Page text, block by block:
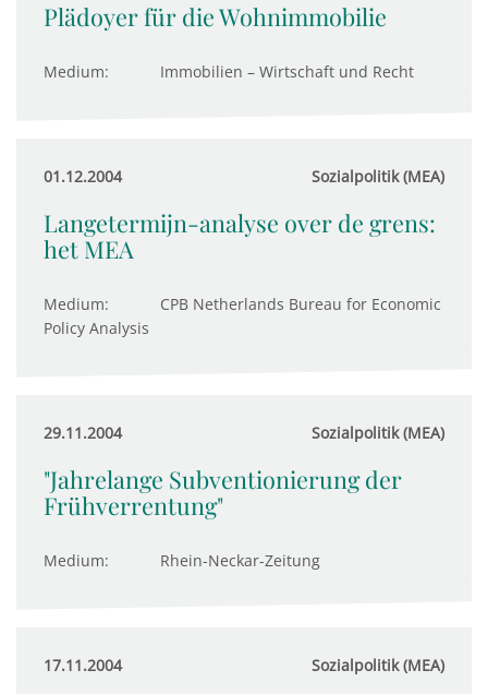
Plädoyer für die Wohnimmobilie
Medium: Immobilien – Wirtschaft und Recht
01.12.2004 Sozialpolitik (MEA)
Langetermijn-analyse over de grens:
het MEA
Medium:
CPB Netherlands Bureau for Economic
Policy Analysis
29.11.2004 Sozialpolitik (MEA)
"Jahrelange Subventionierung der
Frühverrentung"
Medium: Rhein-Neckar-Zeitung
17.11.2004 Sozialpolitik (MEA)